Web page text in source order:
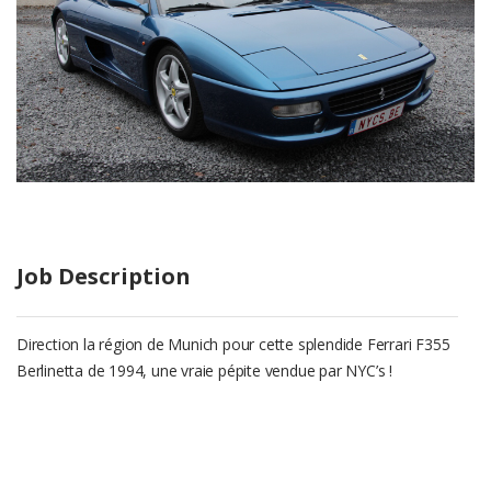
Job Description
Direction la région de Munich pour cette splendide Ferrari F355
Berlinetta de 1994, une vraie pépite vendue par NYC’s !